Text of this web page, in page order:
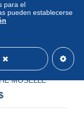
PERMANENTE
1998
MOSELLE
para el
pueden establecerse